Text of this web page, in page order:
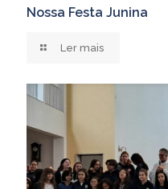
Nossa Festa Junina
Ler mais